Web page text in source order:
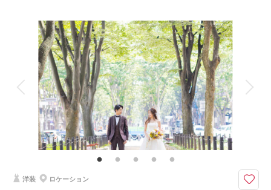
撮影料 新婦衣装1着 新郎衣装1着
着付け ヘアメイク 小物一式
アルバム データ 50 カット 台紙付写真
衣装追加 会食 挙式
家族と撮影 家族用衣装レンタル ペットと撮影
その他含むもの
ヘアメイク撮影同行（移動費が発生する場合は実費となりますので予めご了
承ください。）
インスタグラムフォロワー60万人超え！話題のKIYOKOHATAドレスが選べ
る♪360度美しい和装でフォトウエディング
洋装 ロケーション